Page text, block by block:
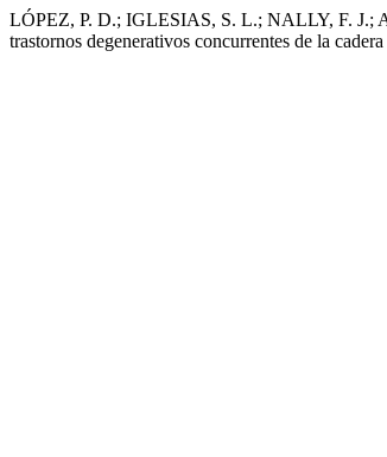
LÓPEZ, P. D.; IGLESIAS, S. L.; NALLY, F. J.;
trastornos degenerativos concurrentes de la